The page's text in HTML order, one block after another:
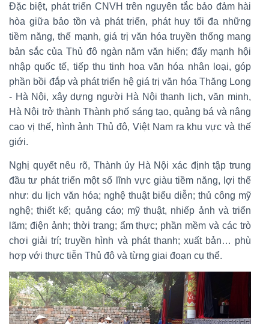
Đặc biệt, phát triển CNVH trên nguyên tắc bảo đảm hài
hòa giữa bảo tồn và phát triển, phát huy tối đa những
tiềm năng, thế mạnh, giá trị văn hóa truyền thống mang
bản sắc của Thủ đô ngàn năm văn hiến; đẩy mạnh hội
nhập quốc tế, tiếp thu tinh hoa văn hóa nhân loại, góp
phần bồi đắp và phát triển hệ giá trị văn hóa Thăng Long
- Hà Nội, xây dựng người Hà Nội thanh lịch, văn minh,
Hà Nội trở thành Thành phố sáng tạo, quảng bá và nâng
cao vị thế, hình ảnh Thủ đô, Việt Nam ra khu vực và thế
giới.
Nghị quyết nêu rõ, Thành ủy Hà Nội xác định tập trung
đầu tư phát triển một số lĩnh vực giàu tiềm năng, lợi thế
như: du lịch văn hóa; nghệ thuật biểu diễn; thủ công mỹ
nghệ; thiết kế; quảng cáo; mỹ thuật, nhiếp ảnh và triển
lãm; điện ảnh; thời trang; ẩm thực; phần mềm và các trò
chơi giải trí; truyền hình và phát thanh; xuất bản… phù
hợp với thực tiễn Thủ đô và từng giai đoạn cụ thể.